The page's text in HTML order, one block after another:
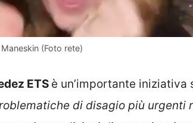
(Foto rete)
ETS è un’importante
di disagio più urgenti